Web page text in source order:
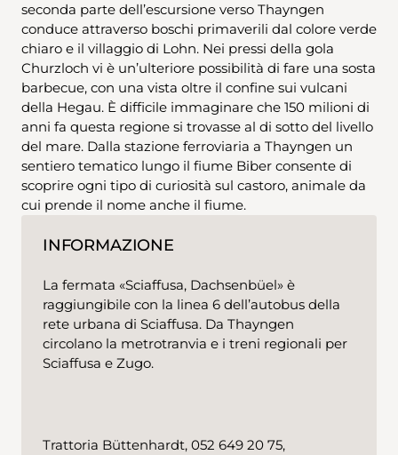
seconda parte dell’escursione verso Thayngen
conduce attraverso boschi primaverili dal colore verde
chiaro e il villaggio di Lohn. Nei pressi della gola
Churzloch vi è un’ulteriore possibilità di fare una sosta
barbecue, con una vista oltre il confine sui vulcani
della Hegau. È difficile immaginare che 150 milioni di
anni fa questa regione si trovasse al di sotto del livello
del mare. Dalla stazione ferroviaria a Thayngen un
sentiero tematico lungo il fiume Biber consente di
scoprire ogni tipo di curiosità sul castoro, animale da
cui prende il nome anche il fiume.
INFORMAZIONE
La fermata «Sciaffusa, Dachsenbüel» è
raggiungibile con la linea 6 dell’autobus della
rete urbana di Sciaffusa. Da Thayngen
circolano la metrotranvia e i treni regionali per
Sciaffusa e Zugo.
Trattoria Büttenhardt, 052 649 20 75,